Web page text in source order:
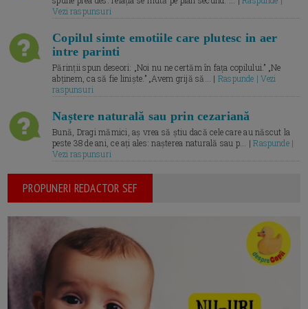
Vezi raspunsuri
Copilul simte emotiile care plutesc in aer
intre parinti
Părinții spun deseori: „Noi nu ne certăm în fața copilului.” „Ne
abținem, ca să fie liniște.” „Avem grijă să... | Raspunde | Vezi
raspunsuri
Naștere naturală sau prin cezariană
Bună, Dragi mămici, aș vrea să știu dacă cele care au născut la
peste 38 de ani, ce ați ales: nașterea naturală sau p... |Raspunde |
Vezi raspunsuri
PROPUNERI REDACTOR SEF